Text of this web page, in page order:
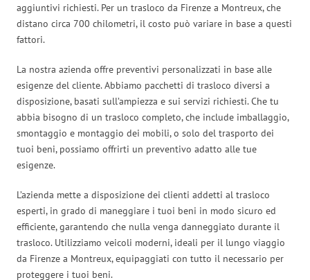
aggiuntivi richiesti. Per un trasloco da Firenze a Montreux, che
distano circa 700 chilometri, il costo può variare in base a questi
fattori.
La nostra azienda offre preventivi personalizzati in base alle
esigenze del cliente. Abbiamo pacchetti di trasloco diversi a
disposizione, basati sull’ampiezza e sui servizi richiesti. Che tu
abbia bisogno di un trasloco completo, che include imballaggio,
smontaggio e montaggio dei mobili, o solo del trasporto dei
tuoi beni, possiamo offrirti un preventivo adatto alle tue
esigenze.
L’azienda mette a disposizione dei clienti addetti al trasloco
esperti, in grado di maneggiare i tuoi beni in modo sicuro ed
efficiente, garantendo che nulla venga danneggiato durante il
trasloco. Utilizziamo veicoli moderni, ideali per il lungo viaggio
da Firenze a Montreux, equipaggiati con tutto il necessario per
proteggere i tuoi beni.